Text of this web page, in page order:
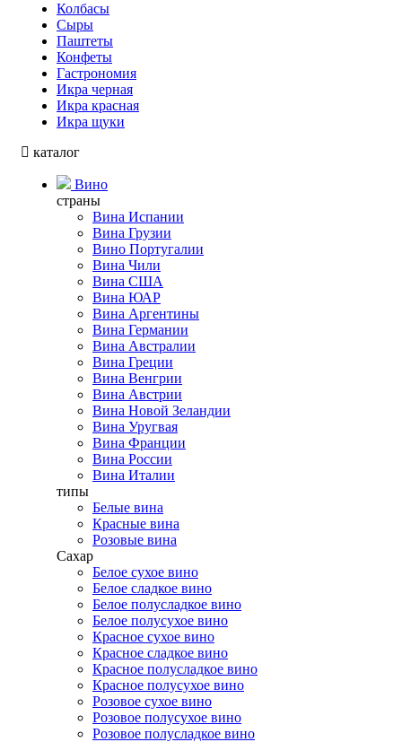
Колбасы
Сыры
Паштеты
Конфеты
Гастрономия
Икра черная
Икра красная
Икра щуки
каталог
Вино
страны
Вина Испании
Вина Грузии
Вино Португалии
Вина Чили
Вина США
Вина ЮАР
Вина Аргентины
Вина Германии
Вина Австралии
Вина Греции
Вина Венгрии
Вина Австрии
Вина Новой Зеландии
Вина Уругвая
Вина Франции
Вина России
Вина Италии
типы
Белые вина
Красные вина
Розовые вина
Сахар
Белое сухое вино
Белое сладкое вино
Белое полусладкое вино
Белое полусухое вино
Красное сухое вино
Красное сладкое вино
Красное полусладкое вино
Красное полусухое вино
Розовое сухое вино
Розовое полусухое вино
Розовое полусладкое вино